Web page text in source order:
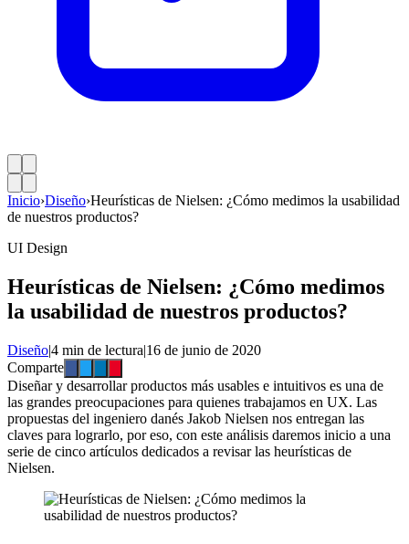
Inicio›Diseño›Heurísticas de Nielsen: ¿Cómo medimos la usabilidad
de nuestros productos?
UI Design
Heurísticas de Nielsen: ¿Cómo medimos
la usabilidad de nuestros productos?
Diseño|4 min de lectura|16 de junio de 2020
Comparte
Diseñar y desarrollar productos más usables e intuitivos es una de
las grandes preocupaciones para quienes trabajamos en UX. Las
propuestas del ingeniero danés Jakob Nielsen nos entregan las
claves para lograrlo, por eso, con este análisis daremos inicio a una
serie de cinco artículos dedicados a revisar las heurísticas de
Nielsen.